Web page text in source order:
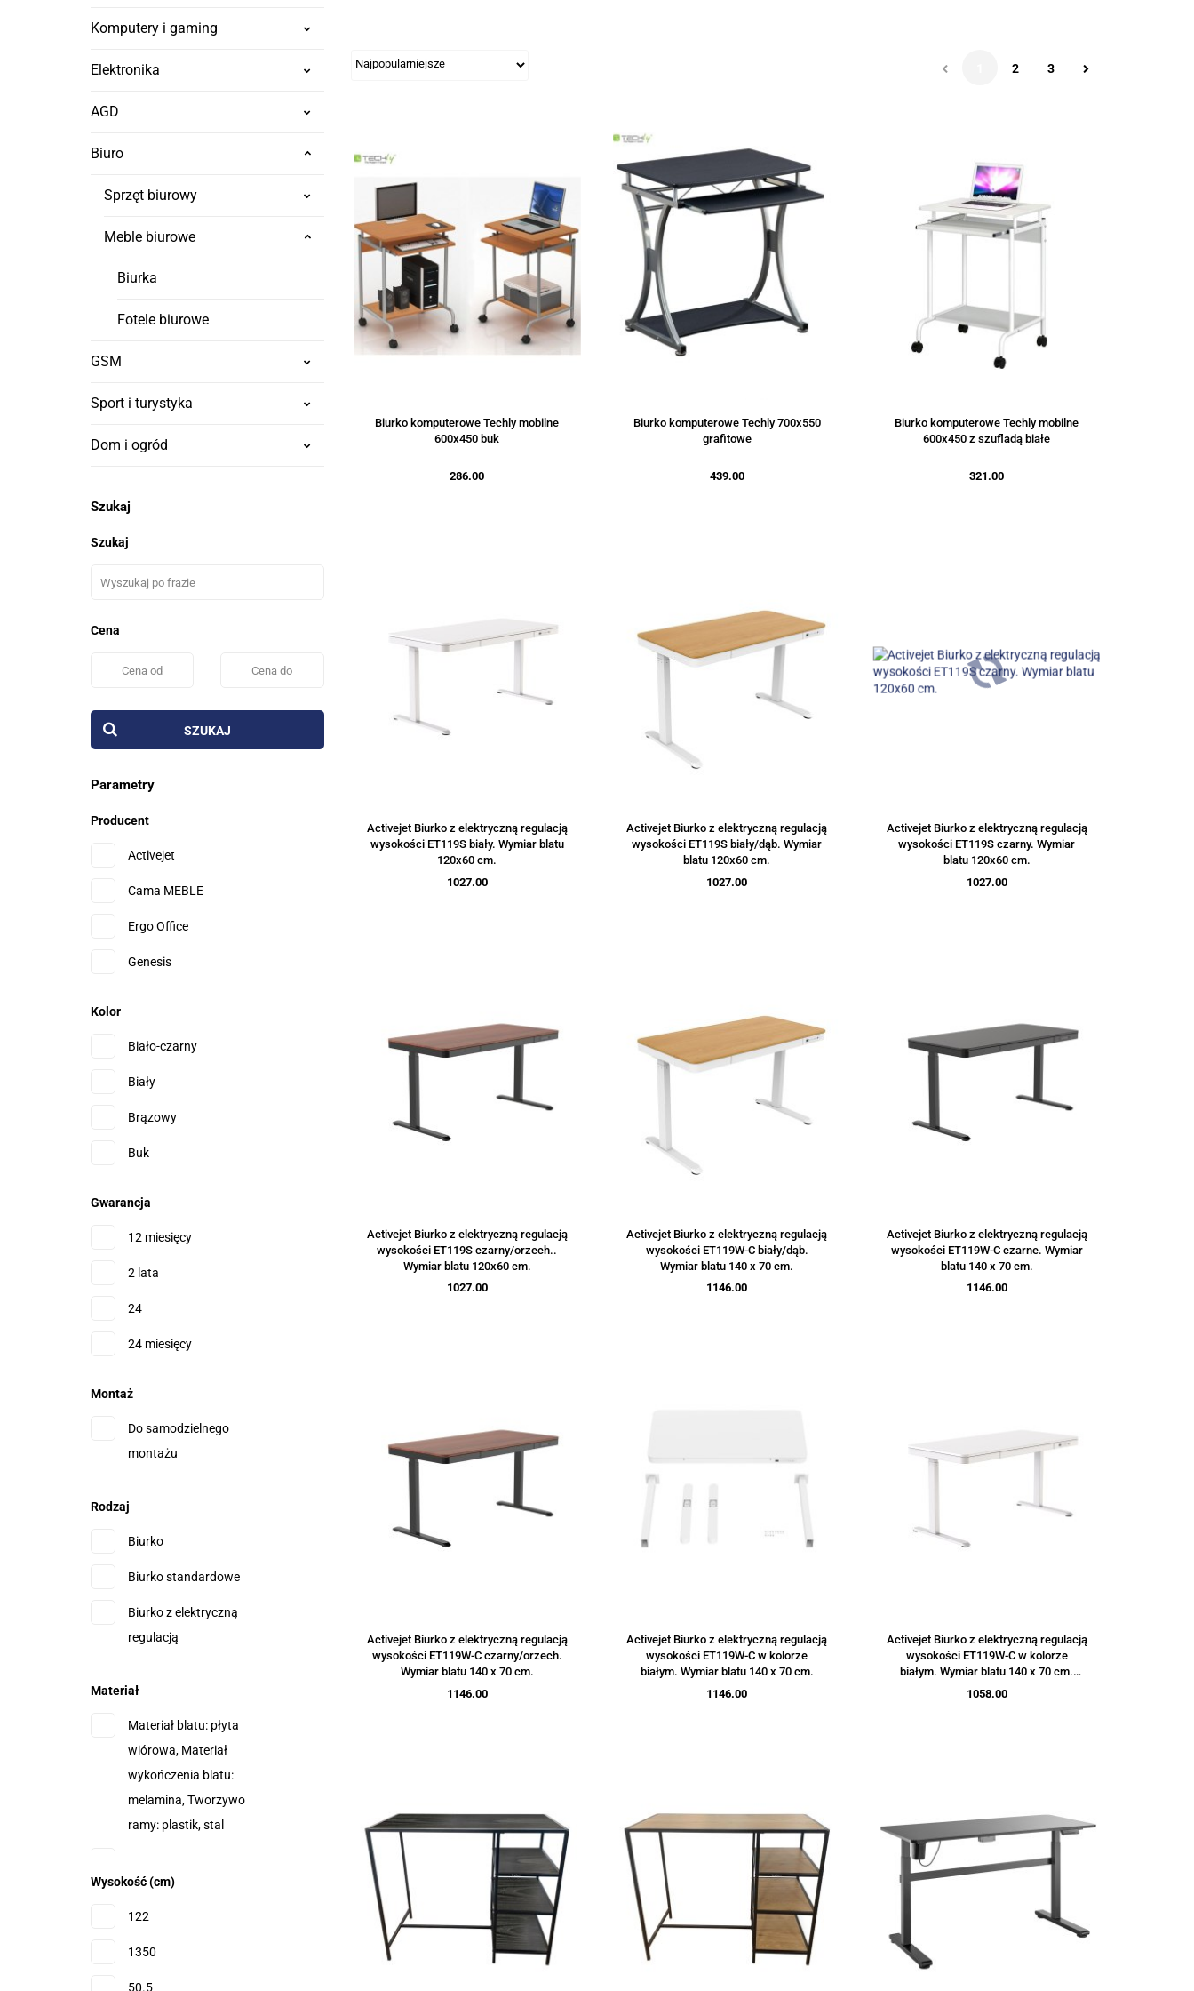
Komputery i gaming
Elektronika
AGD
Biuro
Sprzęt biurowy
Meble biurowe
Biurka
Fotele biurowe
GSM
Sport i turystyka
Dom i ogród
Szukaj
Szukaj
Cena
SZUKAJ
Parametry
Producent
Activejet
Cama MEBLE
Ergo Office
Genesis
Natec
NITRO CONCEPTS
No name
RED FIGHTER
TECHLY
TOP E SHOP
UNIQUE
Kolor
Biało-czarny
Biały
Brązowy
Buk
Gwarancja
12 miesięcy
2 lata
24
24 miesięcy
4 lata
Montaż
Do samodzielnego
montażu
Rodzaj
Biurko
Biurko standardowe
Biurko z elektryczną
regulacją
Materiał
Materiał blatu: płyta
wiórowa, Materiał
wykończenia blatu:
melamina, Tworzywo
ramy: plastik, stal
włókna węglowego
Wysokość (cm)
122
1350
50.5
2 3
Biurko komputerowe Techly mobilne
600x450 buk
286.00
Biurko komputerowe Techly 700x550
grafitowe
439.00
Biurko komputerowe Techly mobilne
600x450 z szufladą białe
321.00
Activejet Biurko z elektryczną regulacją
wysokości ET119S biały. Wymiar blatu
120x60 cm.
1027.00
Activejet Biurko z elektryczną regulacją
wysokości ET119S biały/dąb. Wymiar
blatu 120x60 cm.
1027.00
Activejet Biurko z elektryczną regulacją
wysokości ET119S czarny. Wymiar
blatu 120x60 cm.
1027.00
Activejet Biurko z elektryczną regulacją
wysokości ET119S czarny/orzech..
Wymiar blatu 120x60 cm.
1027.00
Activejet Biurko z elektryczną regulacją
wysokości ET119W-C biały/dąb.
Wymiar blatu 140 x 70 cm.
1146.00
Activejet Biurko z elektryczną regulacją
wysokości ET119W-C czarne. Wymiar
blatu 140 x 70 cm.
1146.00
Activejet Biurko z elektryczną regulacją
wysokości ET119W-C czarny/orzech.
Wymiar blatu 140 x 70 cm.
1146.00
Activejet Biurko z elektryczną regulacją
wysokości ET119W-C w kolorze
białym. Wymiar blatu 140 x 70 cm.
1146.00
Activejet Biurko z elektryczną regulacją
wysokości ET119W-C w kolorze
białym. Wymiar blatu 140 x 70 cm.
(OUTLET)
1058.00